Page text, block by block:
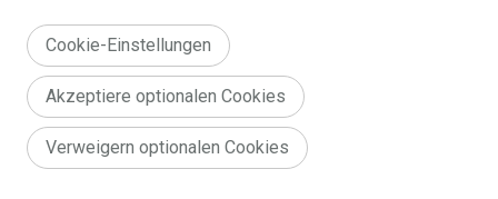
Cookie-Einstellungen
Akzeptiere optionalen Cookies
Verweigern optionalen Cookies
War dead register
Legal
menu
Allgemeine Geschäftsbedingungen für die Website :
Erklärung zur Zugänglichkeit
Cookie policy